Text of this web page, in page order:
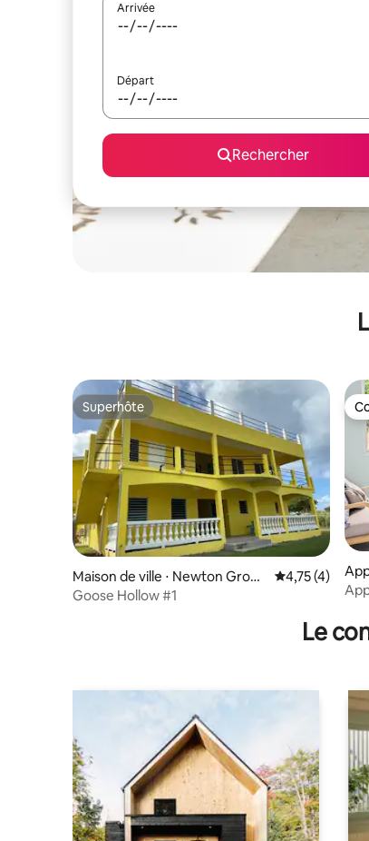
Arrivée
Départ
Rechercher
Superhôte
Superhôte
Maison de ville ⋅ Newton Groun
d
Évaluation
4,75 (4)
Goose Hollow #1
Le